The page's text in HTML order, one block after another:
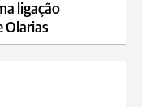
ligação
Olarias